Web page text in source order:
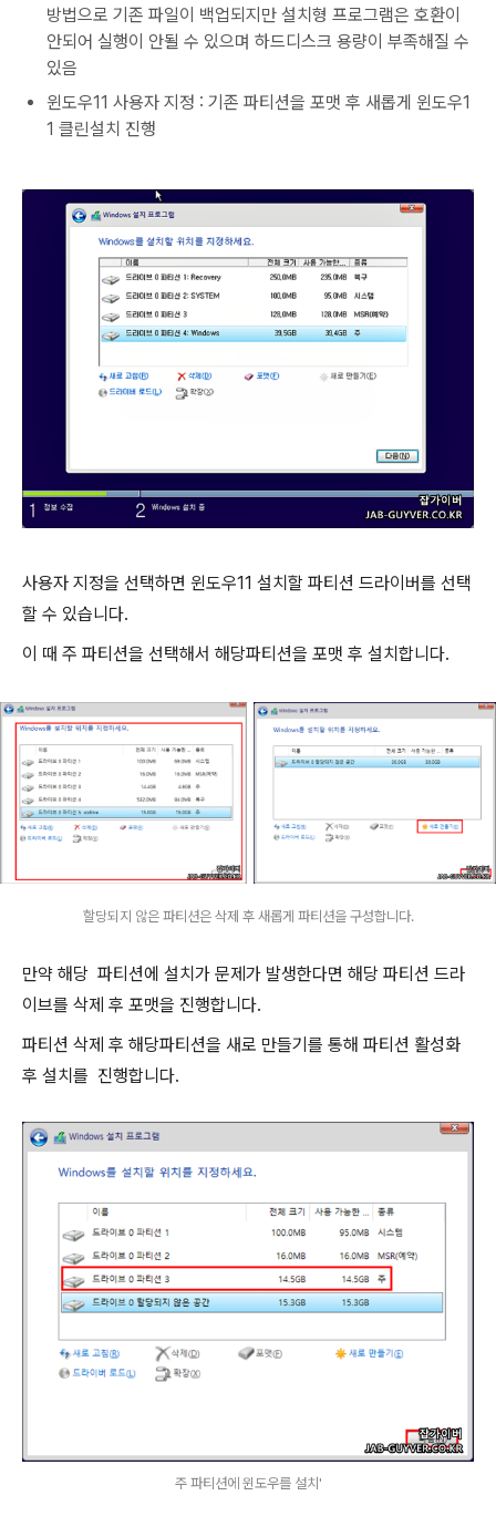
방법으로 기존 파일이 백업되지만 설치형 프로그램은 호환이
안되어 실행이 안될 수 있으며 하드디스크 용량이 부족해질 수
있음
윈도우11 사용자 지정 : 기존 파티션을 포맷 후 새롭게 윈도우1
1 클린설치 진행
사용자 지정을 선택하면 윈도우11 설치할 파티션 드라이버를 선택
할 수 있습니다.
이 때 주 파티션을 선택해서 해당파티션을 포맷 후 설치합니다.
할당되지 않은 파티션은 삭제 후 새롭게 파티션을 구성합니다.
만약 해당 파티션에 설치가 문제가 발생한다면 해당 파티션 드라
이브를 삭제 후 포맷을 진행합니다.
파티션 삭제 후 해당파티션을 새로 만들기를 통해 파티션 활성화
후 설치를 진행합니다.
주 파티션에 윈도우를 설치'